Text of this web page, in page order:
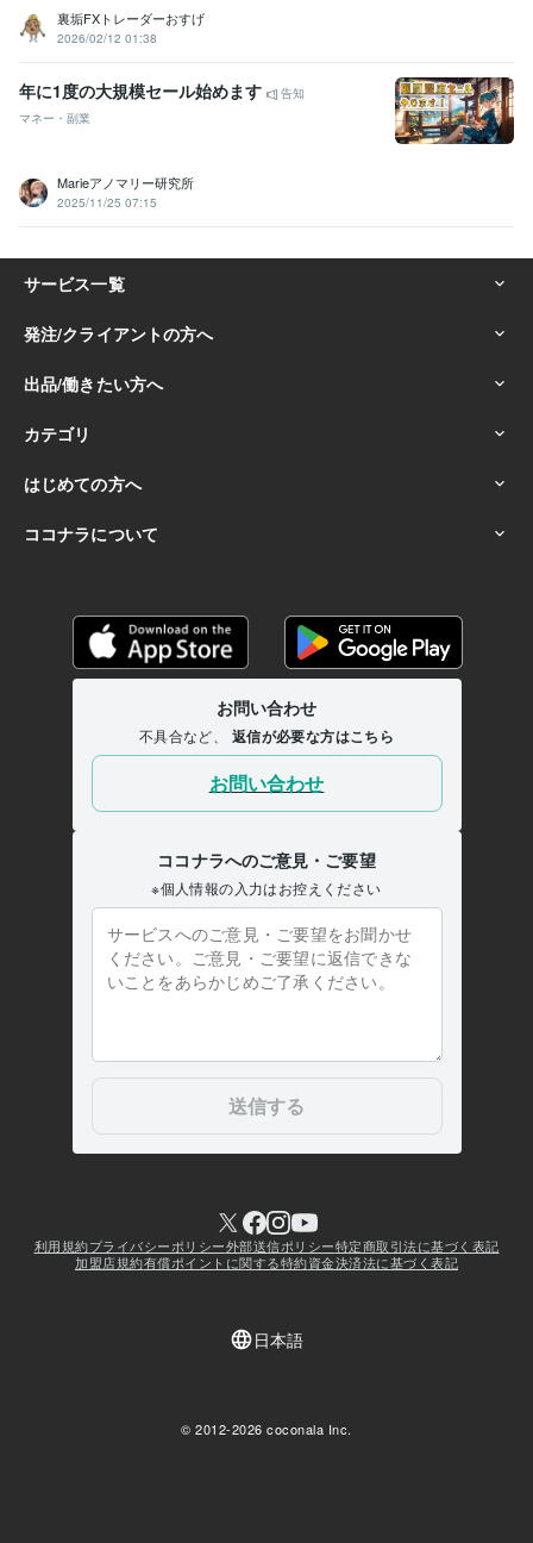
裏垢FXトレーダーおすげ
2026/02/12 01:38
年に1度の大規模セール始めます
告知
マネー・副業
Marieアノマリー研究所
2025/11/25 07:15